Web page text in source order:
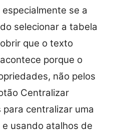
se a
selecionar a tabela
que o texto
porque o
não pelos
Centralizar
centralizar uma
usando atalhos de